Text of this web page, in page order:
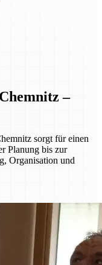
–
sorgt für einen
Planung bis zur
Organisation und